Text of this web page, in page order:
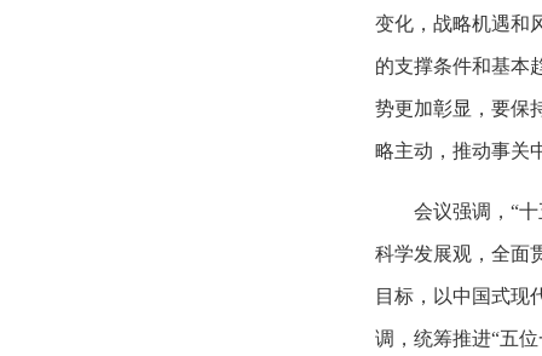
变化，战略机遇和
的支撑条件和基本
势更加彰显，要保
略主动，推动事关
会议强调，“
科学发展观，全面
目标，以中国式现
调，统筹推进“五